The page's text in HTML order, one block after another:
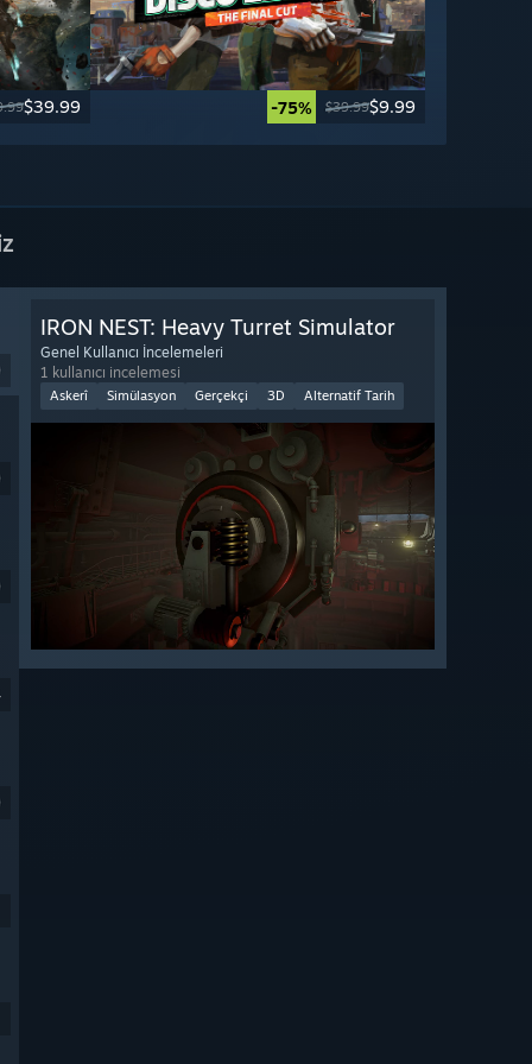
$39.99 -75% $39.99$9.99
IRON NEST: Heavy Turret Simulator
Genel Kullanıcı İncelemeleri
1 kullanıcı incelemesi
Askerî Simülasyon Gerçekçi 3D Alternatif Tarih